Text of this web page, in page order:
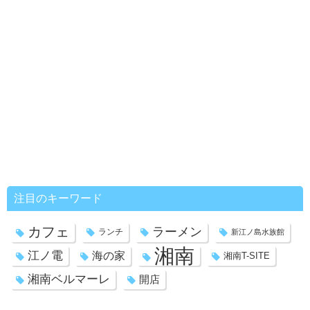
注目のキーワード
カフェ ランチ ラーメン 新江ノ島水族館
江ノ電 海の家 湘南 湘南T-SITE
湘南ベルマーレ 開店